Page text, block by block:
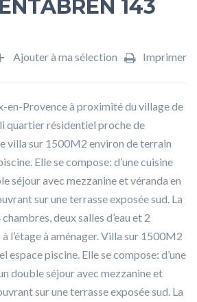
143
Imprimer
Ajouter à ma sélection
en-Provence à proximité du village de
quartier résidentiel proche de
villa sur 1500M2 environ de terrain
Elle se compose: d’une cuisine
séjour avec mezzanine et véranda en
sur une terrasse exposée sud. La
deux salles d’eau et 2
l’étage à aménager. Villa sur 1500M2
espace piscine. Elle se compose: d’une
double séjour avec mezzanine et
sur une terrasse exposée sud. La